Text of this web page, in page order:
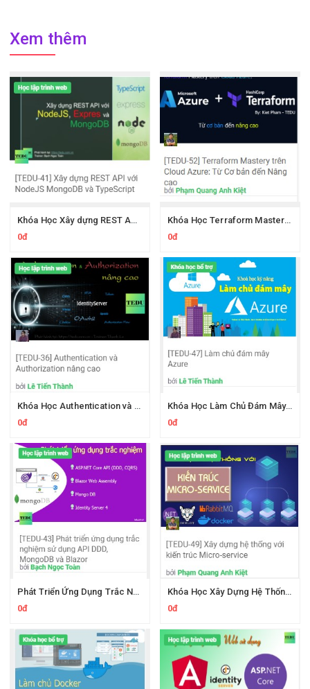
Xem thêm
Khóa Học Xây dựng REST API Với NodeJS MongoDB Và TypeScript Tedu
0đ
Khóa Học Terraform Mastery trên Cloud Azure Từ Cơ bản đến Nâng cao
0đ
Khóa Học Authentication và Authorization Nâng Cao Cùng Tedu
0đ
Khóa Học Làm Chủ Đám Mây Azure Cùng Tedu
0đ
Phát Triển Ứng Dụng Trắc Nghiệm Sử Dụng API DDD, MongoDB và Blazor
0đ
Khóa Học Xây Dựng Hệ Thống Với Kiến Trúc Micro-service Cùng Tedu
0đ